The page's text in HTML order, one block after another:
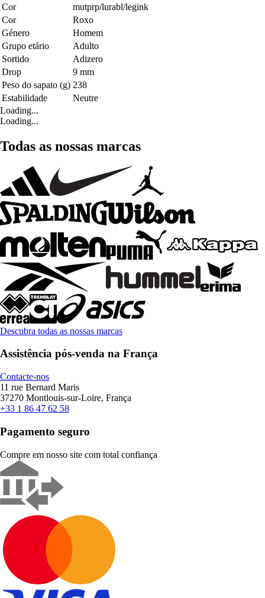
Cor
mutprp/lurabl/legink
Cor
Roxo
Género
Homem
Grupo etário
Adulto
Sortido
Adizero
Drop
9 mm
Peso do sapato (g) 238
Estabilidade
Neutre
Loading...
Loading...
Todas as nossas marcas
Descubra todas as nossas marcas
Assistência pós-venda na França
Contacte-nos
11 rue Bernard Maris
37270 Montlouis-sur-Loire, França
+33 1 86 47 62 58
Pagamento seguro
Compre em nosso site com total confiança